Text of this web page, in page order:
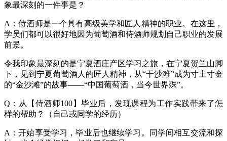
象最深刻的一件事是？
A：侍酒师是一个具有高级美学和匠人精神的职业。在这里，
学员们都可以很好地因为葡萄酒和侍酒师规划自己职业的发展
前景。
令我印象最深刻的是宁夏酒庄产区学习之旅，在宁夏贺兰山脚
下，见到宁夏葡萄酒人的匠人精神，从“干沙滩”成为寸土寸金
的“金沙滩”的故事——“中国葡萄酒，当今世界殊”。
Q：从【侍酒师100】毕业后，发现课程为工作实践带来了怎
样的帮助？（自己或同学的经历）
A：开始享受学习，毕业后也继续学习。同学间相互交流和探